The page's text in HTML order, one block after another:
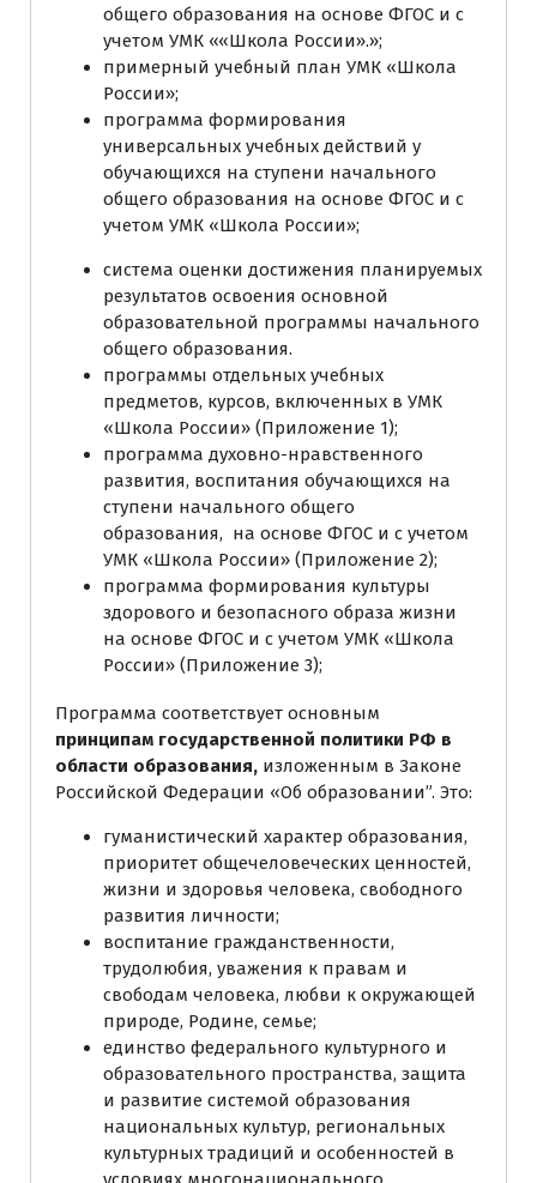
общего образования на основе ФГОС и с
учетом УМК ««Школа России».»;
примерный учебный план УМК «Школа
России»;
программа формирования
универсальных учебных действий у
обучающихся на ступени начального
общего образования на основе ФГОС и с
учетом УМК «Школа России»;
система оценки достижения планируемых
результатов освоения основной
образовательной программы начального
общего образования.
программы отдельных учебных
предметов, курсов, включенных в УМК
«Школа России» (Приложение 1);
программа духовно-нравственного
развития, воспитания обучающихся на
ступени начального общего
образования, на основе ФГОС и с учетом
УМК «Школа России» (Приложение 2);
программа формирования культуры
здорового и безопасного образа жизни
на основе ФГОС и с учетом УМК «Школа
России» (Приложение 3);
Программа соответствует основным
принципам государственной политики РФ в
области образования, изложенным в Законе
Российской Федерации «Об образовании”. Это:
гуманистический характер образования,
приоритет общечеловеческих ценностей,
жизни и здоровья человека, свободного
развития личности;
воспитание гражданственности,
трудолюбия, уважения к правам и
свободам человека, любви к окружающей
природе, Родине, семье;
единство федерального культурного и
образовательного пространства, защита
и развитие системой образования
национальных культур, региональных
культурных традиций и особенностей в